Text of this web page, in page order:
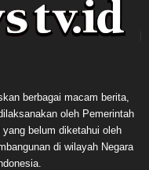
berbagai macam berita,
oleh Pemerintah
belum diketahui oleh
di wilayah Negara